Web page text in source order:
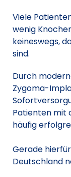
Viele
wenig
keineswegs,
sind.
Durch
Zygoma-
Patienten mit
häufig
Gerade
Deutschland